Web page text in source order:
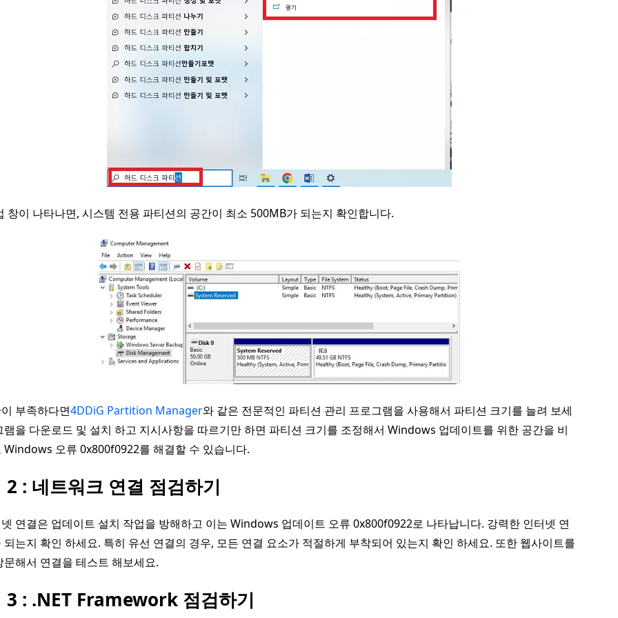
창이 나타나면, 시스템 전용 파티션의 공간이 최소 500MB가 되는지 확인합니다.
부족하다면4DDiG Partition Manager와 같은 전문적인 파티션 관리 프로그램을 사용해서 파티션 크기를 늘려 보세
램을 다운로드 및 설치 하고 지시사항을 따르기만 하면 파티션 크기를 조정해서 Windows 업데이트를 위한 공간을 비
Windows 오류 0x800f0922를 해결할 수 있습니다.
2 : 네트워크 연결 점검하기
연결은 업데이트 설치 작업을 방해하고 이는 Windows 업데이트 오류 0x800f0922로 나타납니다. 강력한 인터넷 연
되는지 확인 하세요. 특히 유선 연결의 경우, 모든 연결 요소가 적절하게 부착되어 있는지 확인 하세요. 또한 웹사이트를
문해서 연결을 테스트 해보세요.
3 : .NET Framework 점검하기